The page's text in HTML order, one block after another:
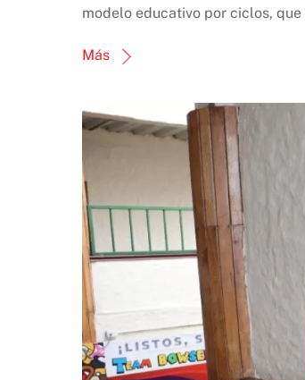
modelo educativo por ciclos,
Más